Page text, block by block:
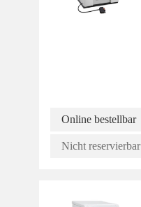
Online bestellbar
Nicht reservierbar